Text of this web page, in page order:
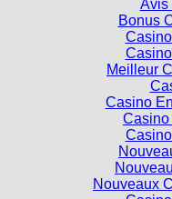
Bonus
Meilleur
Casino
Nouveaux